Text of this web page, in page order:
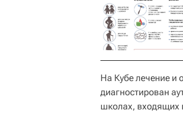
На Кубе лечение и
диагностирован
школах, входящих